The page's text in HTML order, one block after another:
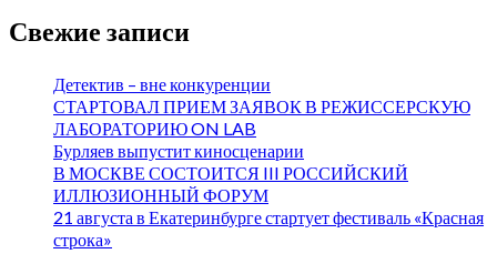
Свежие записи
Детектив – вне конкуренции
СТАРТОВАЛ ПРИЕМ ЗАЯВОК В РЕЖИССЕРСКУЮ
ЛАБОРАТОРИЮ ON LAB
Бурляев выпустит киносценарии
В МОСКВЕ СОСТОИТСЯ III РОССИЙСКИЙ
ИЛЛЮЗИОННЫЙ ФОРУМ
21 августа в Екатеринбурге стартует фестиваль «Красная
строка»